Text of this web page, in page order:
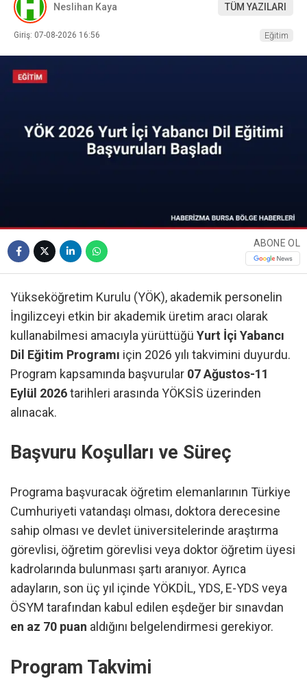
Neslihan Kaya TÜM YAZILARI
Giriş: 07-08-2026 16:56 Eğitim
ABONE OL
Yükseköğretim Kurulu (YÖK), akademik personelin
İngilizceyi etkin bir akademik üretim aracı olarak
kullanabilmesi amacıyla yürüttüğü Yurt İçi Yabancı
Dil Eğitim Programı için 2026 yılı takvimini duyurdu.
Program kapsamında başvurular 07 Ağustos-11
Eylül 2026tarihleri arasında YÖKSİS üzerinden
alınacak.
Başvuru Koşulları ve Süreç
Programa başvuracak öğretim elemanlarının Türkiye
Cumhuriyeti vatandaşı olması, doktora derecesine
sahip olması ve devlet üniversitelerinde araştırma
görevlisi, öğretim görevlisi veya doktor öğretim üyesi
kadrolarında bulunması şartı aranıyor. Ayrıca
adayların, son üç yıl içinde YÖKDİL, YDS, E-YDS veya
ÖSYM tarafından kabul edilen eşdeğer bir sınavdan
en az 70 puan aldığını belgelendirmesi gerekiyor.
Program Takvimi